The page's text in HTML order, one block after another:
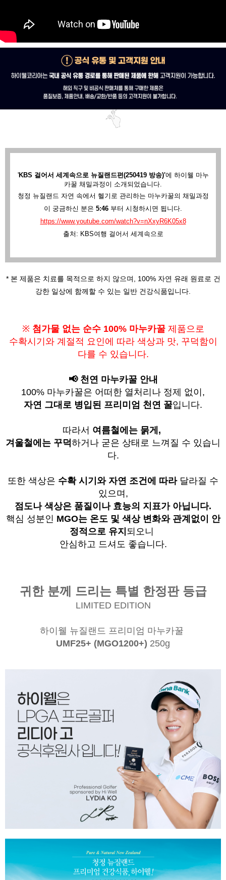
'KBS 걸어서 세계속으로 뉴질랜드편(250419 방송)'에 하이웰 마누
카꿀 채밀과정이 소개되었습니다.
청정 뉴질랜드 자연 속에서 헬기로 관리하는 마누카꿀의 채밀과정
이 궁금하신 분은 5:46 부터 시청하시면 됩니다.
https://www.youtube.com/watch?v=nXxyR6K05x8
출처: KBS여행 걸어서 세계속으로
* 본 제품은 치료를 목적으로 하지 않으며, 100% 자연 유래 원료로 건
강한 일상에 함께할 수 있는 일반 건강식품입니다.
※ 첨가물 없는 순수 100% 마누카꿀제품으로
수확시기와 계절적 요인에 따라 색상과 맛, 꾸덕함이
다를 수 있습니다.
📢 천연 마누카꿀 안내
100% 마누카꿀은 어떠한 열처리나 정제 없이,
자연 그대로 병입된 프리미엄 천연 꿀입니다.
따라서 여름철에는 묽게,
겨울철에는 꾸덕하거나 굳은 상태로 느껴질 수 있습니
다.
또한 색상은 수확 시기와 자연 조건에 따라 달라질 수
있으며,
점도나 색상은 품질이나 효능의 지표가 아닙니다.
핵심 성분인 MGO는 온도 및 색상 변화와 관계없이 안
정적으로 유지 되오니
안심하고 드셔도 좋습니다.
귀한 분께 드리는 특별 한정판 등급
LIMITED EDITION
하이웰 뉴질랜드 프리미엄 마누카꿀
UMF25+ (MGO1200+) 250g